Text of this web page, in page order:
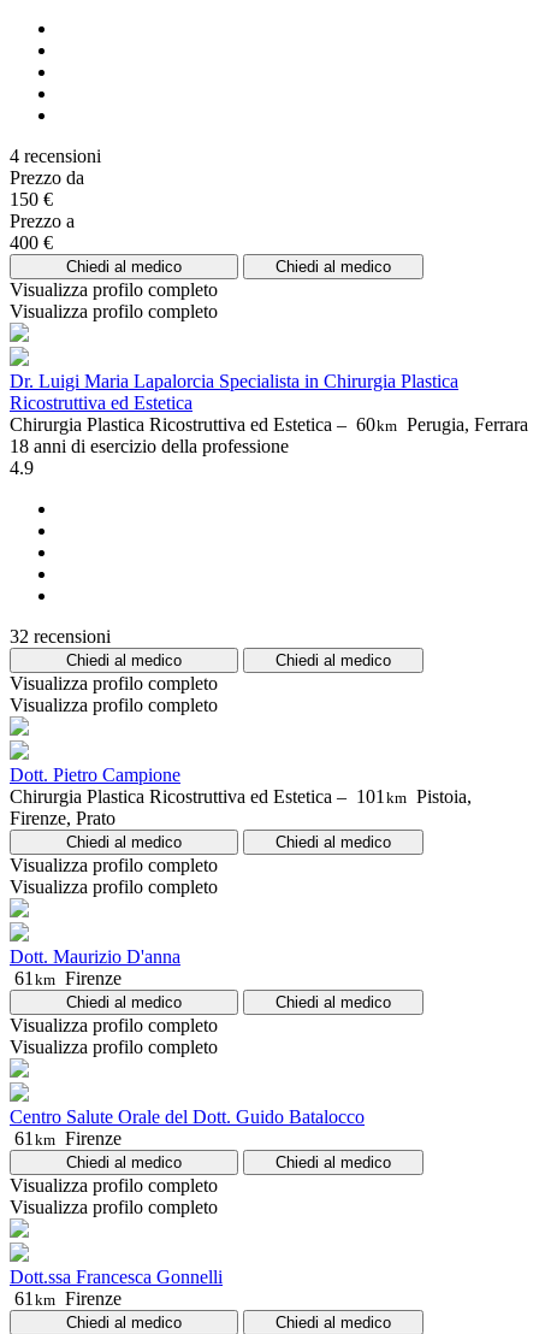
4 recensioni
Prezzo da
150 €
Prezzo a
400 €
Chiedi al medico Chiedi al medico
Visualizza profilo completo
Visualizza profilo completo
Dr. Luigi Maria Lapalorcia Specialista in Chirurgia Plastica
Ricostruttiva ed Estetica
Chirurgia Plastica Ricostruttiva ed Estetica – 60km Perugia, Ferrara
18 anni di esercizio della professione
4.9
32 recensioni
Chiedi al medico Chiedi al medico
Visualizza profilo completo
Visualizza profilo completo
Dott. Pietro Campione
Chirurgia Plastica Ricostruttiva ed Estetica – 101km Pistoia,
Firenze, Prato
Chiedi al medico Chiedi al medico
Visualizza profilo completo
Visualizza profilo completo
Dott. Maurizio D'anna
61km Firenze
Chiedi al medico Chiedi al medico
Visualizza profilo completo
Visualizza profilo completo
Centro Salute Orale del Dott. Guido Batalocco
61km Firenze
Chiedi al medico Chiedi al medico
Visualizza profilo completo
Visualizza profilo completo
Dott.ssa Francesca Gonnelli
61km Firenze
Chiedi al medico Chiedi al medico